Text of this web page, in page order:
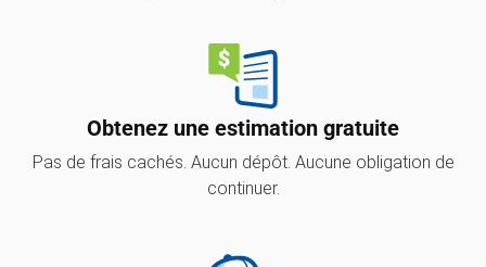
Obtenez une estimation gratuite
Pas de frais cachés. Aucun dépôt. Aucune obligation de
continuer.